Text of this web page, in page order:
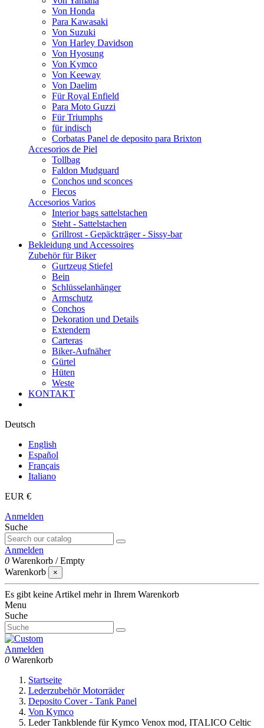
Von Honda
Para Kawasaki
Von Suzuki
Von Harley Davidson
Von Hyosung
Von Kymco
Von Keeway
Von Daelim
Für Royal Enfield
Para Moto Guzzi
Für Triumphs
für indisch
Corbatas Panel de deposito para Brixton
Accesorios de Piel
Tollbag
Faldon Mudguard
Conchos und sconces
Flecos
Accesorios Varios
Interior bags sattelstachen
Steht - Sattelstachen
Grillrost - Gepäckträger - Sissy-bar
Bekleidung und Accessoires
Zubehör für Biker
Gurtzeug Stiefel
Bein
Schlüsselanhänger
Armschutz
Conchos
Dekoration und Details
Extendern
Carteras
Biker-Aufnäher
Gürtel
Hüten
Weste
KONTAKT
Deutsch
English
Español
Français
Italiano
EUR €
Anmelden
Suche
Anmelden
0 Warenkorb /Empty
Warenkorb
×
Es gibt keine Artikel mehr in Ihrem Warenkorb
Menu
Suche
Anmelden
0 Warenkorb
Startseite
Lederzubehör Motorräder
Deposito Cover - Tank Panel
Von Kymco
Leder Tankblende für Kymco Venox mod, ITALICO Celtic